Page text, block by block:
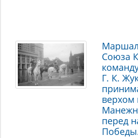
Союза
Г. К.
верхом
перед